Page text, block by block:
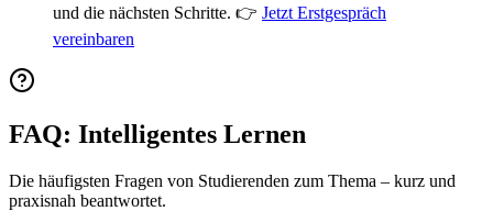
und die nächsten Schritte. 👉 Jetzt Erstgespräch
vereinbaren
FAQ: Intelligentes Lernen
Die häufigsten Fragen von Studierenden zum Thema – kurz und
praxisnah beantwortet.